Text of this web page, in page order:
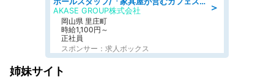
＞
AKASE GROUP株式会社
岡山県 里庄町
時給1,100円～
正社員
スポンサー：求人ボックス
姉妹サイト